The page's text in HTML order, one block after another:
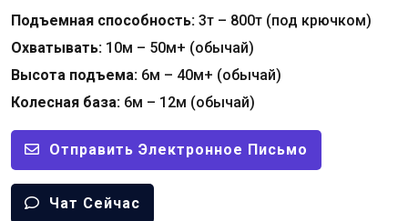
Подъемная способность: 3т – 800т (под крючком)
Охватывать: 10м – 50м+ (обычай)
Высота подъема: 6м – 40м+ (обычай)
Колесная база: 6м – 12м (обычай)
Отправить Электронное Письмо
Чат Сейчас